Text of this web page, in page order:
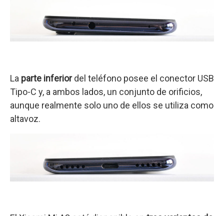
La parte inferiordel teléfono posee el conector USB
Tipo-C y, a ambos lados, un conjunto de orificios,
aunque realmente solo uno de ellos se utiliza como
altavoz.